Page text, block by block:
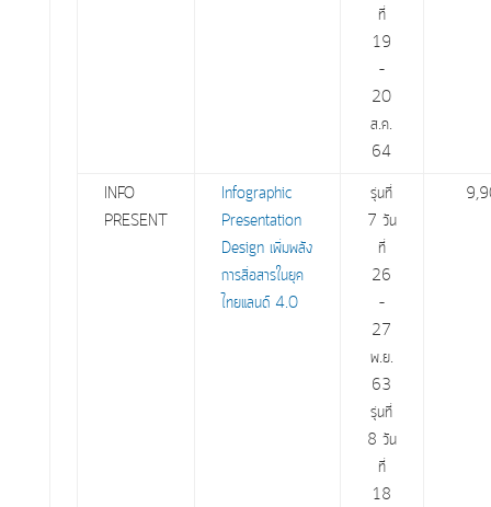
ที่
19
–
20
ส.ค.
64
INFO
PRESENT
Infographic
Presentation
Design เพิ่มพลัง
การสื่อสารในยุค
ไทยแลนด์ 4.0
รุ่นที่
7 วัน
ที่
26
–
27
พ.ย.
63
รุ่นที่
8 วัน
ที่
18